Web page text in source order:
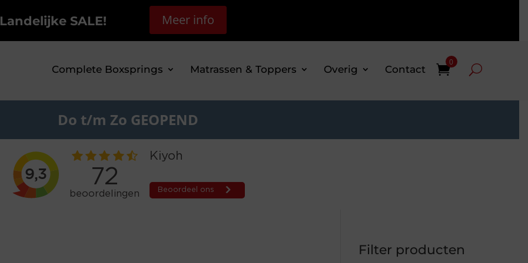
Landelijke SALE! Meer info
Complete Boxsprings Matrassen & Toppers Overig Contact
0
Do t/m Zo GEOPEND
Filter producten